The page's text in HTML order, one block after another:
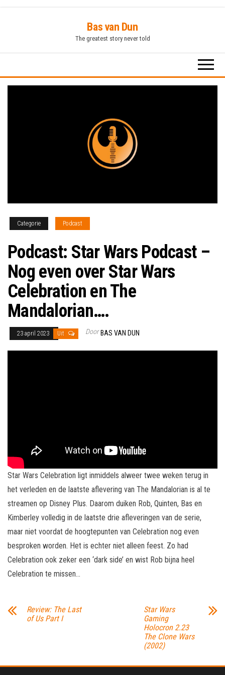
inhoud
Bas van Dun
The greatest story never told
Categorie Podcast
Podcast: Star Wars Podcast –
Nog even over Star Wars
Celebration en The
Mandalorian….
23 april 2023 Uit Door BAS VAN DUN
Star Wars Celebration ligt inmiddels alweer twee weken terug in
het verleden en de laatste aflevering van The Mandalorian is al te
streamen op Disney Plus. Daarom duiken Rob, Quinten, Bas en
Kimberley volledig in de laatste drie afleveringen van de serie,
maar niet voordat de hoogtepunten van Celebration nog even
besproken worden. Het is echter niet alleen feest. Zo had
Celebration ook zeker een ‘dark side’ en wist Rob bijna heel
Celebration te missen…
Review: The Last
of Us Part I
Star Wars
Gaming
Holocron 2.23
The Clone Wars
(2002)